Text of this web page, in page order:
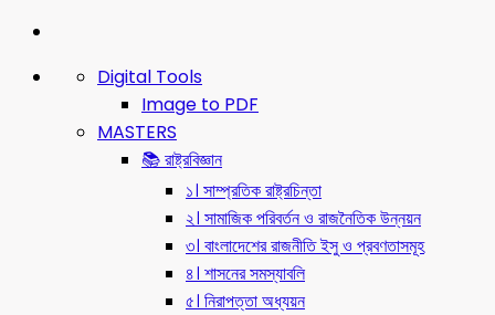
Digital Tools
Image to PDF
MASTERS
📚 রাষ্ট্রবিজ্ঞান
১। সাম্প্রতিক রাষ্ট্রচিন্তা
২। সামাজিক পরিবর্তন ও রাজনৈতিক উন্নয়ন
৩। বাংলাদেশের রাজনীতি ইসু ও প্রবণতাসমূহ
৪। শাসনের সমস্যাবলি
৫। নিরাপত্তা অধ্যয়ন